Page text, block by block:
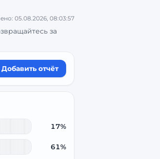
05.08.2026, 08:03:57
за
Добавить отчёт
17%
61%